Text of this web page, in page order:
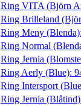
Ring VITA (Björn
Ring Brilleland
Ring Meny (Blenda):
Ring Normal
Ring Jernia
Ring Aerly (Blue):
Ring Intersport
Ring Jernia